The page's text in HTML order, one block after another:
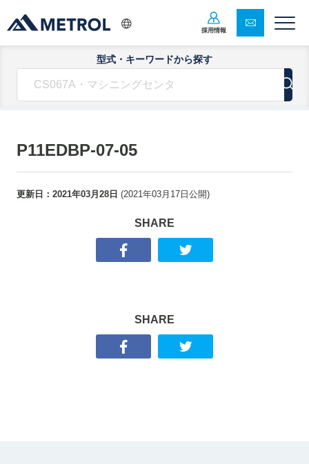
採用情報
型式・キーワードから探す
P11EDBP-07-05
更新日： 2021年03月28日 (2021年03月17日 公開)
SHARE
SHARE